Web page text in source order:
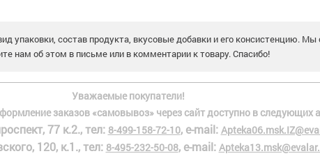
упаковки, состав продукта, вкусовые добавки и его консистенцию.
нам об этом в письме или в комментарии к товару. Спасибо!
Уважаемые покупатели!
заказов «самовывоз» через сайт доступно в следующих
77 к.2., тел: 8-499-158-72-10, e-mail:
120, к.1., тел: 8-495-232-50-08, e-mail: